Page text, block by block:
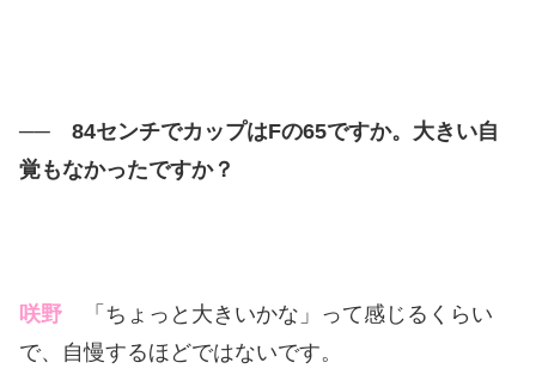
── 84センチでカップはFの65ですか。大きい自
覚もなかったですか？
咲野 「ちょっと大きいかな」って感じるくらい
で、自慢するほどではないです。